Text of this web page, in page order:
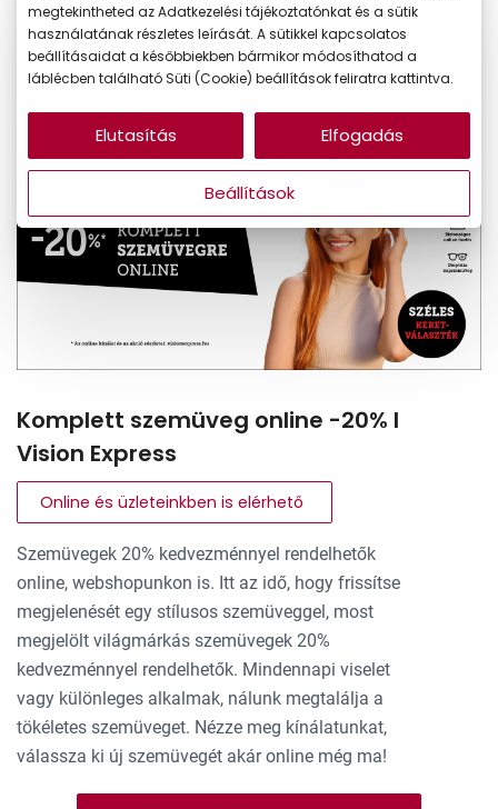
Kattintson a részletekért
Komplett szemüveg online -20% I
Vision Express
Online és üzleteinkben is elérhető
Szemüvegek 20% kedvezménnyel rendelhetők
online, webshopunkon is. Itt az idő, hogy frissítse
megjelenését egy stílusos szemüveggel, most
megjelölt világmárkás szemüvegek 20%
kedvezménnyel rendelhetők. Mindennapi viselet
vagy különleges alkalmak, nálunk megtalálja a
tökéletes szemüveget. Nézze meg kínálatunkat,
válassza ki új szemüvegét akár online még ma!
megtekintheted az Adatkezelési tájékoztatónkat és a sütik
használatának részletes leírását. A sütikkel kapcsolatos
beállításaidat a későbbiekben bármikor módosíthatod a
láblécben található Süti (Cookie) beállítások feliratra kattintva.
Beállítások
Elutasítás Elfogadás